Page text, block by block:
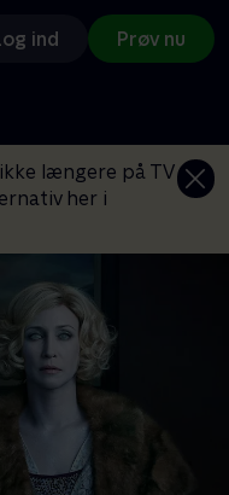
ind Prøv nu
længere på TV
her i